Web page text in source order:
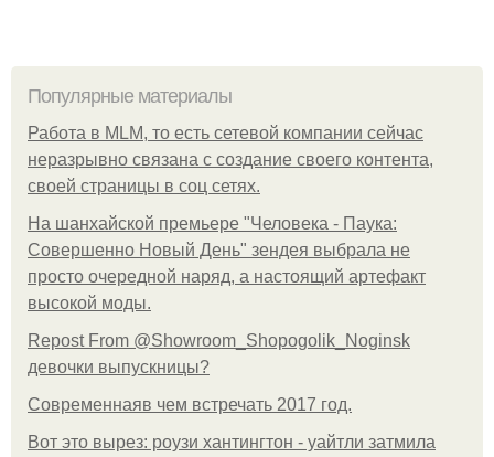
Популярные материалы
Работа в MLM, то есть сетевой компании сейчас
неразрывно связана с создание своего контента,
своей страницы в соц сетях.
На шанхайской премьере "Человека - Паука:
Совершенно Новый День" зендея выбрала не
просто очередной наряд, а настоящий артефакт
высокой моды.
Repost From @Showroom_Shopogolik_Noginsk
девочки выпускницы?
Современнаяв чем встречать 2017 год.
Вот это вырез: роузи хантингтон - уайтли затмила